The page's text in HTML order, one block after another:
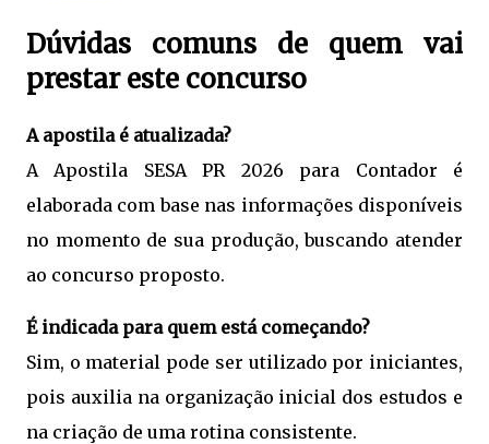
Dúvidas comuns de quem vai
prestar este concurso
A apostila é atualizada?
A Apostila SESA PR 2026 para Contador é
elaborada com base nas informações disponíveis
no momento de sua produção, buscando atender
ao concurso proposto.
É indicada para quem está começando?
Sim, o material pode ser utilizado por iniciantes,
pois auxilia na organização inicial dos estudos e
na criação de uma rotina consistente.